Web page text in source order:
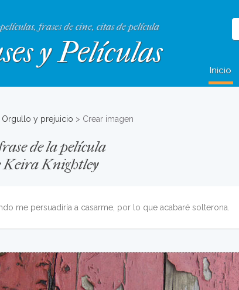
frases de cine, citas de película
y Películas
Inicio
Orgullo y prejuicio > Crear imagen
de la película
Keira Knightley
me persuadiría a casarme, por lo que acabaré solterona.